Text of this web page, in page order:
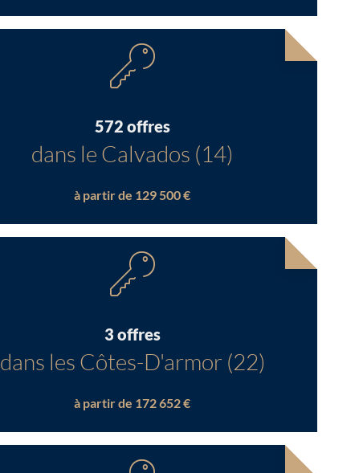
572 offres
dans le Calvados (14)
à partir de 129 500 €
3 offres
dans les Côtes-D'armor (22)
à partir de 172 652 €